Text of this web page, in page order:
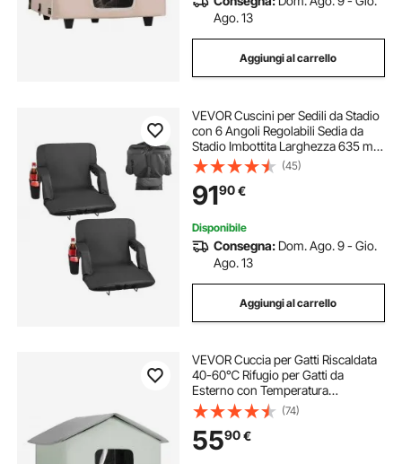
Ago. 13
Aggiungi al carrello
VEVOR Cuscini per Sedili da Stadio
con 6 Angoli Regolabili Sedia da
Stadio Imbottita Larghezza 635 mm
con Braccioli, Schienale, Sedile da
Tribuna per Picnic, Sport da
Spiaggia, Confezione da 2
(45)
9190€
Disponibile
Consegna: Dom. Ago. 9 - Gio.
Ago. 13
Aggiungi al carrello
VEVOR Cuccia per Gatti Riscaldata
40-60℃ Rifugio per Gatti da
Esterno con Temperatura
Regolabile Rifugio per Gatti in
Tessuto Oxford 600D con
Cuscinetto Riscaldato 45x50 cm,
Taglia Media, Verde
(74)
5590€